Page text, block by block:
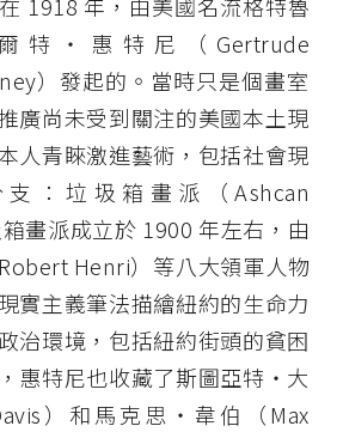
1918 年，由美國名流格特魯
特・惠特尼（Gertrude
）發起的。當時只是個畫室
廣尚未受到關注的美國本土現
人青睞激進藝術，包括社會現
：垃圾箱畫派（Ashcan
畫派成立於 1900 年左右，由
Henri）等八大領軍人物
實主義筆法描繪紐約的生命力
治環境，包括紐約街頭的貧困
惠特尼也收藏了斯圖亞特・大
）和馬克思・韋伯（Max